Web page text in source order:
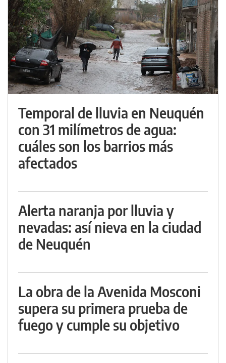
Temporal de lluvia en Neuquén
con 31 milímetros de agua:
cuáles son los barrios más
afectados
Alerta naranja por lluvia y
nevadas: así nieva en la ciudad
de Neuquén
La obra de la Avenida Mosconi
supera su primera prueba de
fuego y cumple su objetivo